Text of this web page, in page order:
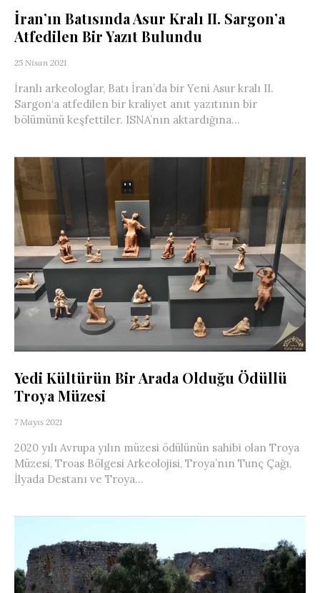
İran’ın Batısında Asur Kralı II. Sargon’a
Atfedilen Bir Yazıt Bulundu
25 Nisan 2021
İranlı arkeologlar, Batı İran’da bir Yeni Asur kralı II.
Sargon‘a atfedilen bir kraliyet anıt yazıtının bir
bölümünü keşfettiler. ISNA’nın aktardığına...
Yedi Kültürün Bir Arada Olduğu Ödüllü
Troya Müzesi
7 Mayıs 2021
2020 yılı Avrupa yılın müzesi ödülünün sahibi olan Troya
Müzesi, Troas Bölgesi Arkeolojisi, Troya’nın Tunç Çağı,
İlyada Destanı ve Troya...